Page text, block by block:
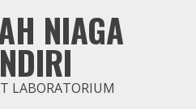
NIAGA
LABORATORIUM